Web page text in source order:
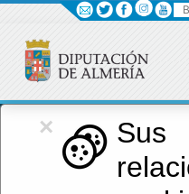
×
Sus
Diputación